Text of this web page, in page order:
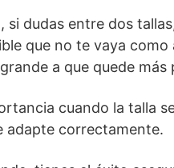
si dudas entre dos
que no te vaya
a que quede más
cuando la talla
adapte correctamente.